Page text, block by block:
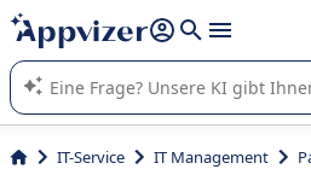
beantworten (mehrere Zeilen mit
Die KI von Appvizer führt Sie bei der
von SaaS-Software in Unternehmen.
IT-Service IT Management